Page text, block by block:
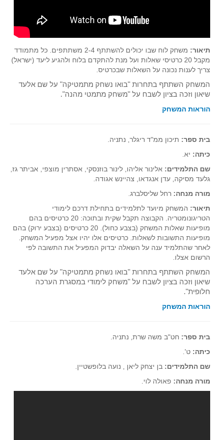
תיאור:
משחק לוח שבו יכולים להשתתף 2-4 משתתפים. כל מתמודד
מקבל 20 כרטיסי שאלות ועל מנת להתקדם בלוח ולהגיע ליעד (ישראל)
צריך לענות נכונה על השאלות שבכרטיס.
המשחק השתתף בתחרות "בואו נשחק מתמטיקה" על שם אלעד
שיאון וזכה בציון לשבח על "משחק מתמטי מהנה".
הוראות המשחק
בית ספר: תיכון ממ"ד ריגלר, נתניה.
כיתה: יא.
שם התלמידים: אלינור אליהו, לינור בוזנסקי, אסתרין מוצפי, אביתר גז,
גלעד מסיקה, עדן אנגדאו, צהיינש אגודה.
מורה מנחה: רחל שליסלברג.
תיאור: המשחק מיועד לתלמידים בתחילת דרכם לימודי
הטריגונומטריה. הקבוצה תקבל שקית ובתוכה: 20 כרטיסים בהם
מופיעות שאלות המשחק (בצבע כחול). 20 כרטיסים (בצבע ירוק) בהם
מופיעות התשובות לשאלות. כרטיסים אלו יהיו אצל מפעיל המשחק.
לאחר שהתלמיד ענה על השאלה יבדוק המפעיל את התשובה לפי
הרשום אצלו.
המשחק השתתף בתחרות "בואו נשחק מתמטיקה" על שם אלעד
שיאון וזכה בציון לשבח על "משחק לימודי במסגרת הערכה
חלופית".
הוראות המשחק
בית ספר: חט"ב משה שרת, נתניה.
כיתה: ט'.
שם התלמידים: בן יצחק ליאן , נועה בלופשטיין.
מורה מנחה: פאולה לוי.